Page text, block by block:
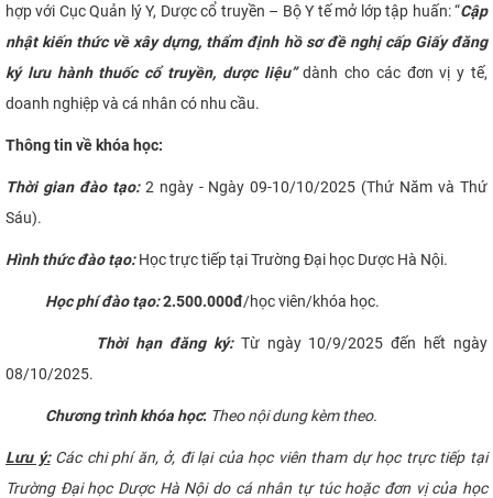
CỰU NGƯỜI HỌC
hợp với Cục Quản lý Y, Dược cổ truyền – Bộ Y tế mở lớp tập huấn: “Cập
nhật kiến thức về xây dựng, thẩm định hồ sơ đề nghị cấp Giấy đăng
ký lưu hành thuốc cổ truyền, dược liệu”dành cho các đơn vị y tế,
doanh nghiệp và cá nhân có nhu cầu.
Thông tin về khóa học:
Thời gian đào tạo: 2 ngày - Ngày 09-10/10/2025 (Thứ Năm và Thứ
Sáu).
Hình thức đào tạo:Học trực tiếp tại Trường Đại học Dược Hà Nội.
Học phí đào tạo:2.500.000đ/học viên/khóa học.
Thời hạn đăng ký:Từ ngày 10/9/2025 đến hết ngày
08/10/2025.
Chương trình khóa học: Theo nội dung kèm theo.
Lưu ý:Các chi phí ăn, ở, đi lại của học viên tham dự học trực tiếp tại
Trường Đại học Dược Hà Nội do cá nhân tự túc hoặc đơn vị của học